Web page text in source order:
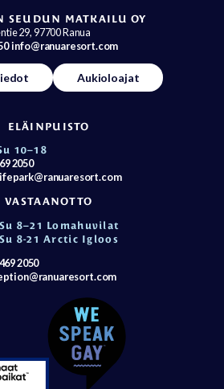
SEUDUN MATKAILU OY
29, 97700 Ranua
info@ranuaresort.com
Aukioloajat
ELÄINPUISTO
10–18
2050
VASTAANOTTO
8–21 Lomahuvilat
8-21 Arctic Igloos
2050